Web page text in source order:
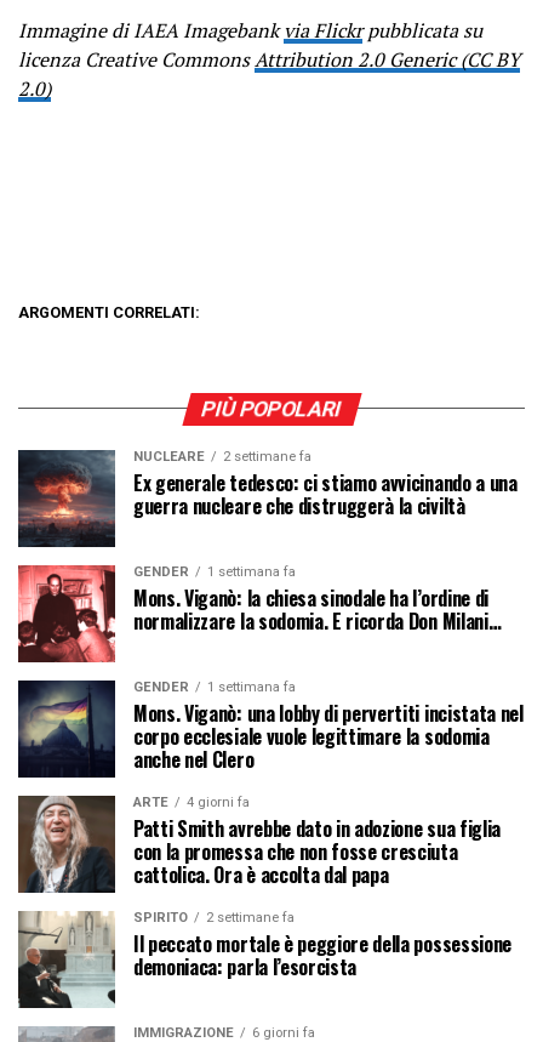
Immagine di IAEA Imagebankvia Flickrpubblicata su
licenza Creative CommonsAttribution 2.0 Generic (CC BY
2.0)
ARGOMENTI CORRELATI:
PIÙ POPOLARI
NUCLEARE 2 settimane fa
Ex generale tedesco: ci stiamo avvicinando a una
guerra nucleare che distruggerà la civiltà
GENDER 1 settimana fa
Mons. Viganò: la chiesa sinodale ha l’ordine di
normalizzare la sodomia. E ricorda Don Milani…
GENDER 1 settimana fa
Mons. Viganò: una lobby di pervertiti incistata nel
corpo ecclesiale vuole legittimare la sodomia
anche nel Clero
ARTE 4 giorni fa
Patti Smith avrebbe dato in adozione sua figlia
con la promessa che non fosse cresciuta
cattolica. Ora è accolta dal papa
SPIRITO 2 settimane fa
Il peccato mortale è peggiore della possessione
demoniaca: parla l’esorcista
IMMIGRAZIONE 6 giorni fa